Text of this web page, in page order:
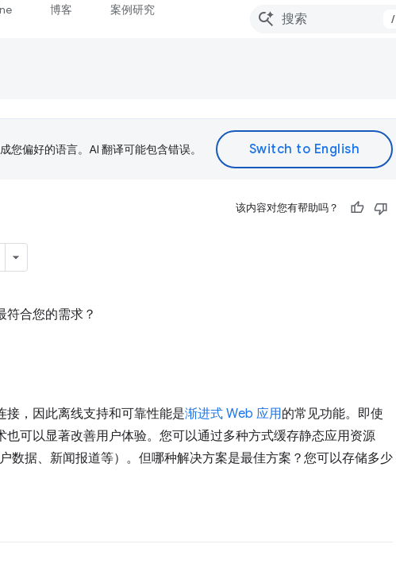
博客 案例研究
/
您偏好的语言。AI 翻译可能包含错误。
该内容对您有帮助吗？
符合您的需求？
，因此离线支持和可靠性能是渐进式 Web 应用的常见功能。即使
可以显著改善用户体验。您可以通过多种方式缓存静态应用资源
数据、新闻报道等）。但哪种解决方案是最佳方案？您可以存储多少